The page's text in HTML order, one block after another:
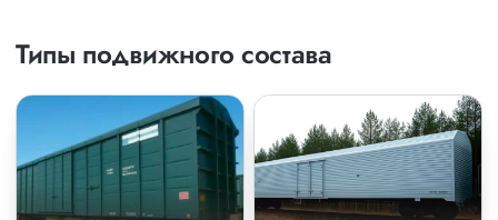
Типы подвижного состава